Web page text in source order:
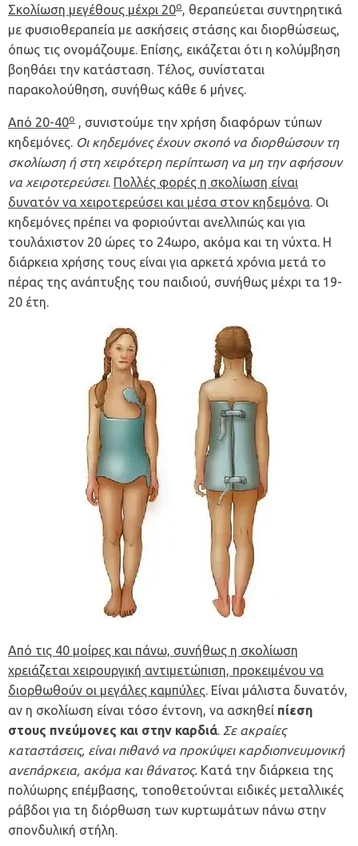
Σκολίωση μεγέθους μέχρι 20ο, θεραπεύεται συντηρητικά
με φυσιοθεραπεία με ασκήσεις στάσης και διορθώσεως,
όπως τις ονομάζουμε. Επίσης, εικάζεται ότι η κολύμβηση
βοηθάει την κατάσταση. Τέλος, συνίσταται
παρακολούθηση, συνήθως κάθε 6 μήνες.
Από 20-40ο , συνιστούμε την χρήση διαφόρων τύπων
κηδεμόνες. Οι κηδεμόνες έχουν σκοπό να διορθώσουν τη
σκολίωση ή στη χειρότερη περίπτωση να μη την αφήσουν
να χειροτερεύσει. Πολλές φορές η σκολίωση είναι
δυνατόν να χειροτερεύσει και μέσα στον κηδεμόνα. Οι
κηδεμόνες πρέπει να φοριούνται ανελλιπώς και για
τουλάχιστον 20 ώρες το 24ωρο, ακόμα και τη νύχτα. Η
διάρκεια χρήσης τους είναι για αρκετά χρόνια μετά το
πέρας της ανάπτυξης του παιδιού, συνήθως μέχρι τα 19-
20 έτη.
Από τις 40 μοίρες και πάνω, συνήθως η σκολίωση
χρειάζεται χειρουργική αντιμετώπιση, προκειμένου να
διορθωθούν οι μεγάλες καμπύλες. Είναι μάλιστα δυνατόν,
αν η σκολίωση είναι τόσο έντονη, να ασκηθεί πίεση
στους πνεύμονες και στην καρδιά. Σε ακραίες
καταστάσεις, είναι πιθανό να προκύψει καρδιοπνευμονική
ανεπάρκεια, ακόμα και θάνατος. Κατά την διάρκεια της
πολύωρης επέμβασης, τοποθετούνται ειδικές μεταλλικές
ράβδοι για τη διόρθωση των κυρτωμάτων πάνω στην
σπονδυλική στήλη.